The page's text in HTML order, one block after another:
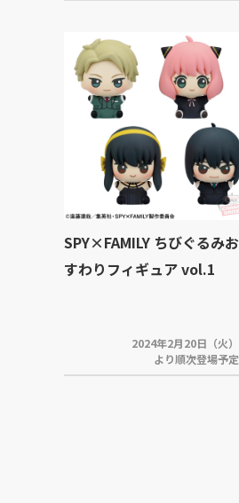
SPY×FAMILY ちびぐるみお
すわりフィギュア vol.1
2024年2月20日（火）
より順次登場予定